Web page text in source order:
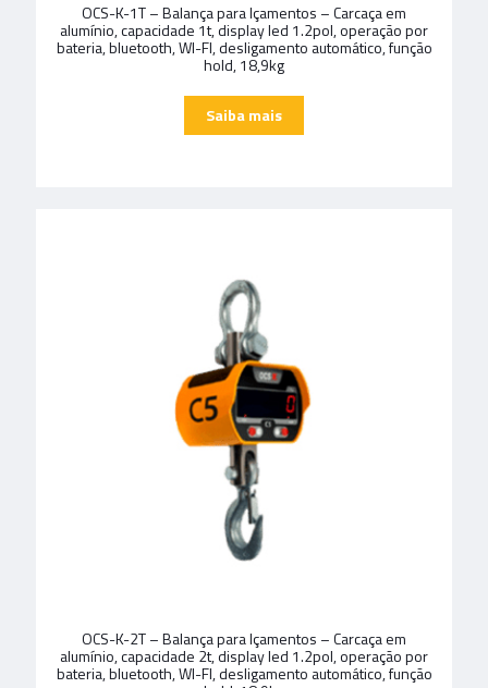
OCS-K-1T – Balança para Içamentos – Carcaça em
alumínio, capacidade 1t, display led 1.2pol, operação por
bateria, bluetooth, WI-FI, desligamento automático, função
hold, 18,9kg
OCS-K-2T – Balança para Içamentos – Carcaça em
alumínio, capacidade 2t, display led 1.2pol, operação por
bateria, bluetooth, WI-FI, desligamento automático, função